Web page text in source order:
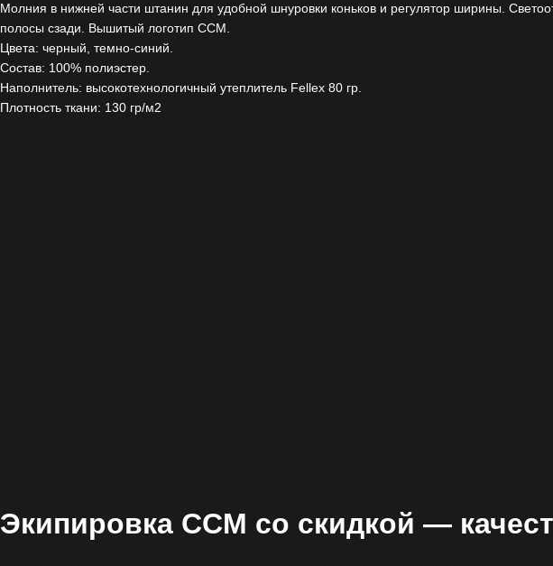
Молния в нижней части штанин для удобной шнуровки коньков и регулятор ширины.
полосы сзади. Вышитый логотип ССМ.
Цвета: черный, темно-синий.
Состав: 100% полиэстер.
Наполнитель: высокотехнологичный утеплитель Fellex 80 гр.
Плотность ткани: 130 гр/м2
Экипировка CCM со скидкой —